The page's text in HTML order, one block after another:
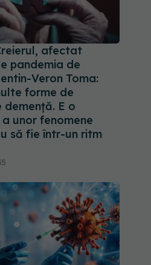
afectat
pandemia de
Veron Toma:
forme de
demență. E o
unor fenomene
să fie într-un ritm